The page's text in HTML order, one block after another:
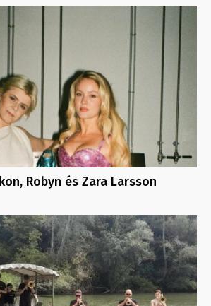
Robyn és Zara Larsson